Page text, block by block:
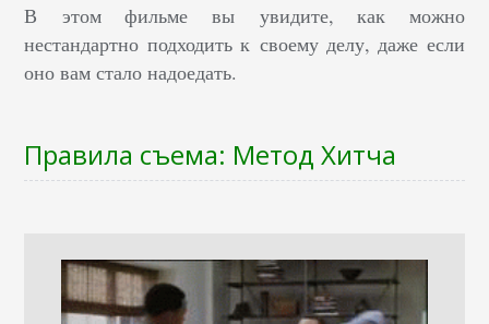
В этом фильме вы увидите, как можно
нестандартно подходить к своему делу, даже если
оно вам стало надоедать.
Правила съема: Метод Хитча